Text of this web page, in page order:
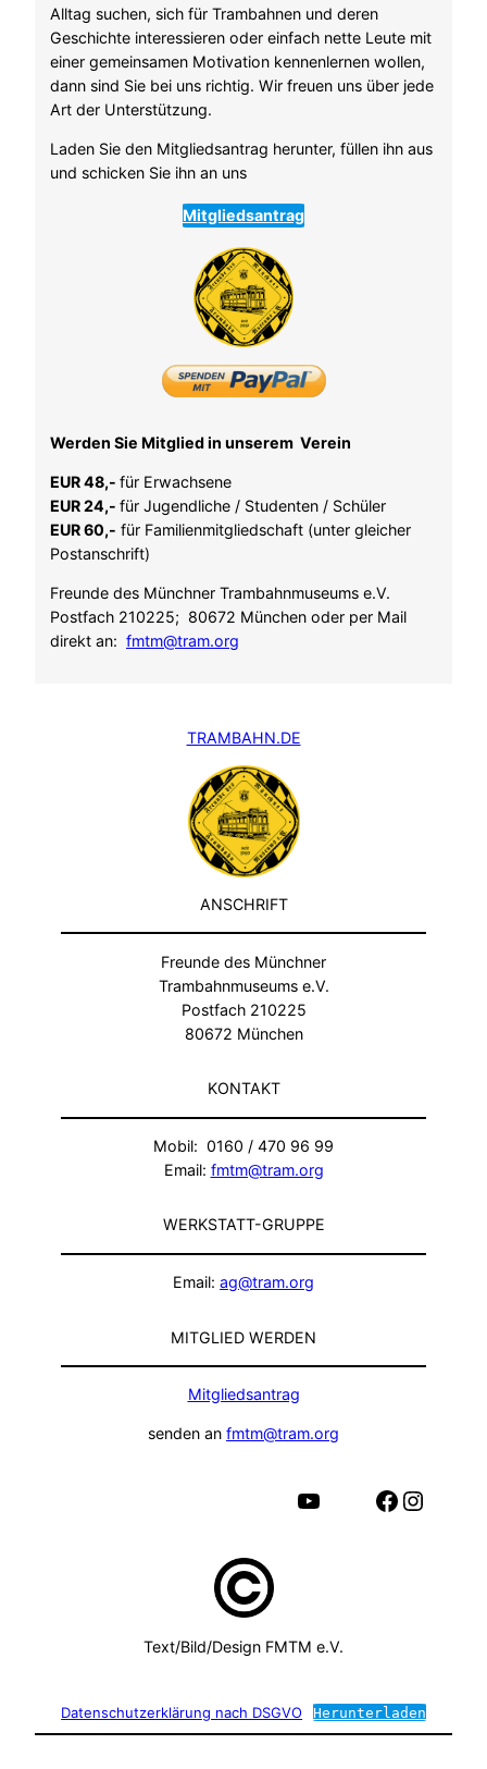
Alltag suchen, sich für Trambahnen und deren
Geschichte interessieren oder einfach nette Leute mit
einer gemeinsamen Motivation kennenlernen wollen,
dann sind Sie bei uns richtig. Wir freuen uns über jede
Art der Unterstützung.
Laden Sie den Mitgliedsantrag herunter, füllen ihn aus
und schicken Sie ihn an uns
Mitgliedsantrag
Werden Sie Mitglied in unserem Verein
EUR 48,- für Erwachsene
EUR 24,- für Jugendliche / Studenten / Schüler
EUR 60,- für Familienmitgliedschaft (unter gleicher
Postanschrift)
Freunde des Münchner Trambahnmuseums e.V.
Postfach 210225; 80672 München oder per Mail
direkt an: fmtm@tram.org
TRAMBAHN.DE
ANSCHRIFT
Freunde des Münchner
Trambahnmuseums e.V.
Postfach 210225
80672 München
KONTAKT
Mobil: 0160 / 470 96 99
Email: fmtm@tram.org
WERKSTATT-GRUPPE
Email: ag@tram.org
MITGLIED WERDEN
Mitgliedsantrag
senden an fmtm@tram.org
Facebook Instagram
YouTube
Text/Bild/Design FMTM e.V.
Datenschutzerklärung nach DSGVO Herunterladen